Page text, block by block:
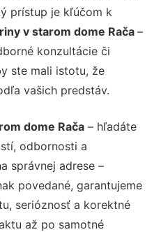
prístup je kľúčom k
v starom dome Rača –
konzultácie či
ste mali istotu, že
vašich predstáv.
dome Rača – hľadáte
odbornosti a
správnej adrese –
povedané, garantujeme
serióznosť a korektné
až po samotné